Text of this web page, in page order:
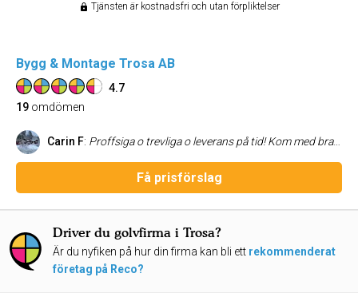
Tjänsten är kostnadsfri och utan förpliktelser
Bygg & Montage Trosa AB
4.7
19 omdömen
Carin F: Proffsiga o trevliga o leverans på tid! Kom med bra förslag som också gav en prisvärd reparation och uppfräschning.
Få prisförslag
Driver du golvfirma i Trosa?
Är du nyfiken på hur din firma kan bli ett rekommenderat
företag på Reco?